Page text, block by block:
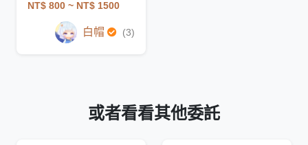
NT$ 800 ~ NT$ 1500
白帽 (3)
或者看看其他委託